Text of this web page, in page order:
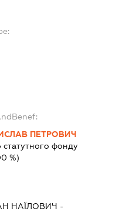
ПЕТРОВИЧ
статутного фонду
%)
НАЇЛОВИЧ -